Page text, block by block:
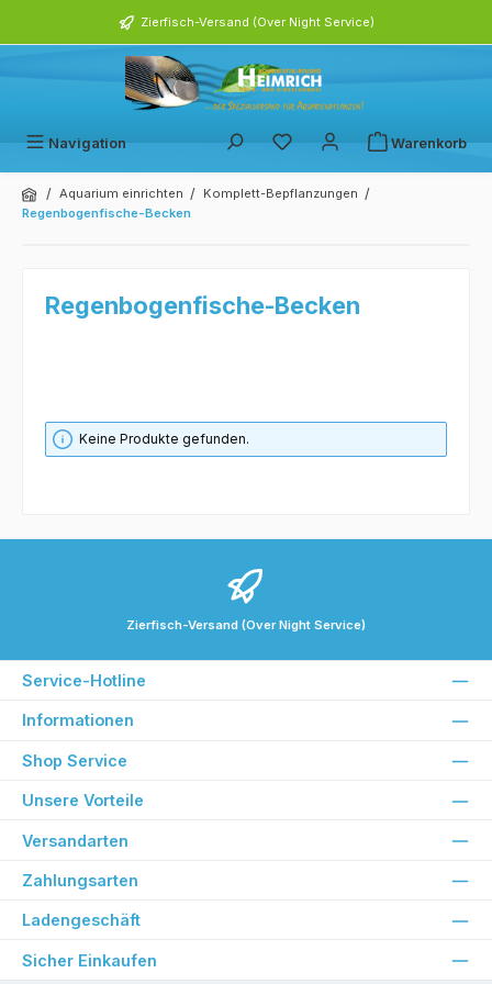
Zierfisch-Versand (Over Night Service)
Navigation Warenkorb
/ Aquarium einrichten / Komplett-Bepflanzungen /
Regenbogenfische-Becken
Regenbogenfische-Becken
Keine Produkte gefunden.
Zierfisch-Versand (Over Night Service)
Service-Hotline
Informationen
Shop Service
Unsere Vorteile
Versandarten
Zahlungsarten
Ladengeschäft
Sicher Einkaufen